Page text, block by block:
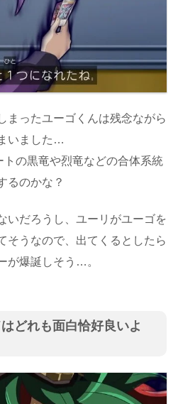
まったユーゴくんは残念ながら
いました…
の黒竜や烈竜などの合体系統
るのかな？
いだろうし、ユーリがユーゴを
そうなので、出てくるとしたら
が爆誕しそう…。
どれも面白恰好良いよ